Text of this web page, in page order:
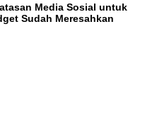
Media Sosial untuk
Sudah Meresahkan